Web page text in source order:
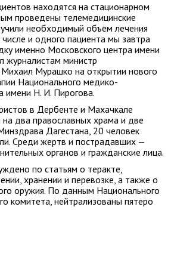
находятся на стационарном
проведены телемедицинские
необходимый объем лечения
числе и одного пациента мы завтра
именно Московского центра имени
журналистам министр
Мурашко на открытии нового
Национального медико-
имени Н. И. Пирогова.
в Дербенте и Махачкале
два православных храма и две
Дагестана, 20 человек
Среди жертв и пострадавших —
органов и гражданские лица.
по статьям о теракте,
хранении и перевозке, а также о
оружия. По данным Национального
комитета, нейтрализованы пятеро